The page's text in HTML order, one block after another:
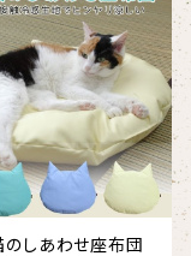
のしあわせ座布団